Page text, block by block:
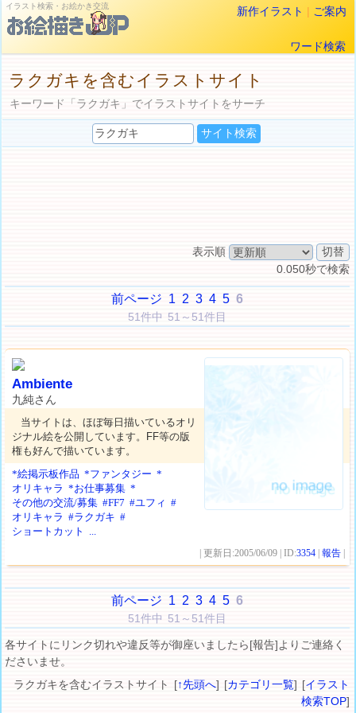
イラスト検索・お絵かき交流 新作イラスト | ご案内
ワード検索
ラクガキを含むイラストサイト
キーワード「ラクガキ」でイラストサイトをサーチ
表示順
0.050秒で検索
前ページ 1 2 3 4 5 6
51件中 51～51件目
Ambiente
九純さん
当サイトは、ほぼ毎日描いているオリ
ジナル絵を公開しています。FF等の版
権も好んで描いています。
*絵掲示板作品 *ファンタジー *
オリキャラ *お仕事募集 *
その他の交流/募集 #FF7 #ユフィ #
オリキャラ #ラクガキ #
ショートカット
...
| 更新日:2005/06/09 | ID:3354 |報告
前ページ 1 2 3 4 5 6
51件中 51～51件目
各サイトにリンク切れや違反等が御座いましたら[報告]よりご連絡く
ださいませ。
ラクガキを含むイラストサイト [↑先頭へ] [カテゴリ一覧] [イラスト
検索TOP]